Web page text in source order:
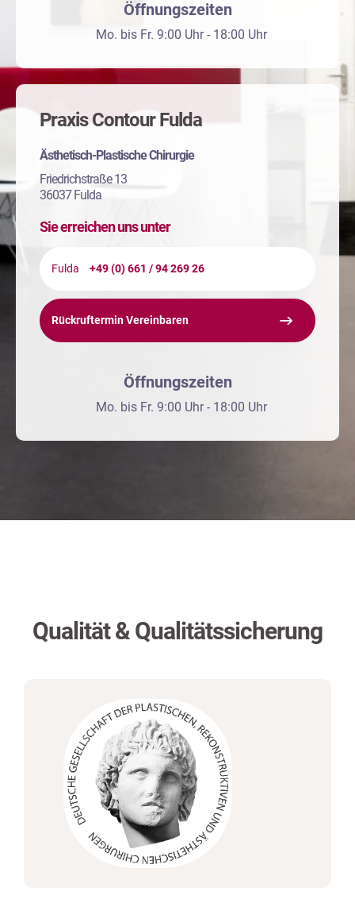
Öffnungszeiten
Mo. bis Fr. 9:00 Uhr - 18:00 Uhr
Praxis Contour Fulda
Ästhetisch-Plastische Chirurgie
Friedrichstraße 13
36037 Fulda
Sie erreichen uns unter
Fulda +49 (0) 661 / 94 269 26
Rückruftermin Vereinbaren
Öffnungszeiten
Mo. bis Fr. 9:00 Uhr - 18:00 Uhr
Qualität & Qualitätssicherung